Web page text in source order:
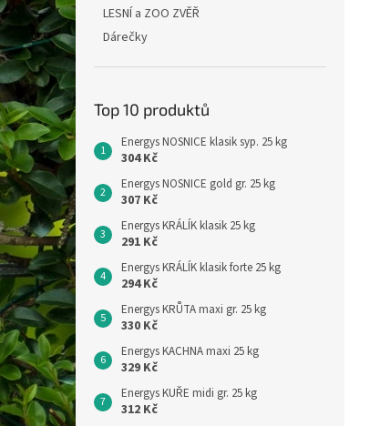
LESNÍ a ZOO ZVĚŘ
Dárečky
Top 10 produktů
Energys NOSNICE klasik syp. 25 kg
304 Kč
Energys NOSNICE gold gr. 25 kg
307 Kč
Energys KRÁLÍK klasik 25 kg
291 Kč
Energys KRÁLÍK klasik forte 25 kg
294 Kč
Energys KRŮTA maxi gr. 25 kg
330 Kč
Energys KACHNA maxi 25 kg
329 Kč
Energys KUŘE midi gr. 25 kg
312 Kč